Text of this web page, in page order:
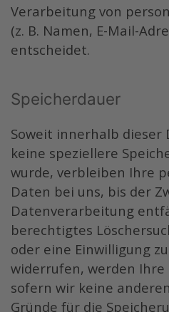
Verarbeitung von
(z. B. Namen, E-Mail-
entscheidet.
Speicherdauer
Soweit innerhalb
keine speziellere
wurde, verbleiben Ihre
Daten bei uns, bis der
Datenverarbeitung
berechtigtes
oder eine Einwilligung
widerrufen, werden Ihre
sofern wir keine
Gründe für die